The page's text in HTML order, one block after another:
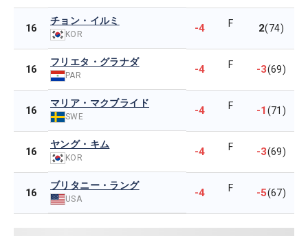
16
チョン・イルミ
KOR -4 F 2(74)
16
フリエタ・グラナダ
PAR -4 F -3(69)
16
マリア・マクブライド
SWE -4 F -1(71)
16
ヤング・キム
KOR -4 F -3(69)
16
ブリタニー・ラング
USA -4 F -5(67)